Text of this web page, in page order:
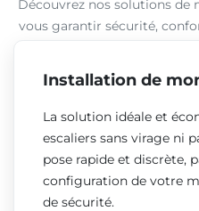
Découvrez nos solutions de
vous garantir sécurité,
Installation de
La solution idéale et
escaliers sans virage ni
pose rapide et discrète,
configuration de votre
de sécurité.